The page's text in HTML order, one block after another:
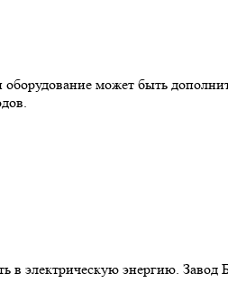
может быть
в электрическую энергию.